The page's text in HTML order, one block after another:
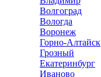
Волгоград
Вологда
Воронеж
Горно-Алтайск
Грозный
Екатеринбург
Иваново